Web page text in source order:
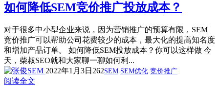
如何降低SEM竞价推广投放成本？
对于很多中小型企业来说，因为营销推广的预算有限，SEM
竞价推广可以帮助公司花费较少的成本，最大化的提高知名度
和增加产品订单。 如何降低SEM投放成本？你可以这样做 今
天，柴叔SEO就和大家聊一聊如何利...
2022年1月3日 262SEM SEM优化 竞价推广
阅读全文